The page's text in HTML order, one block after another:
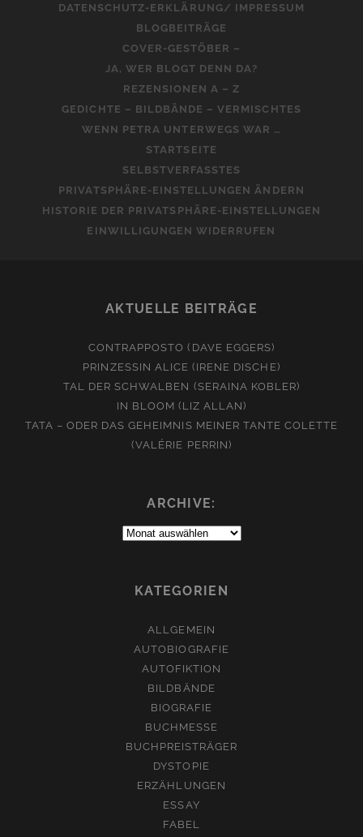
DATENSCHUTZ-ERKLÄRUNG/ IMPRESSUM
BLOGBEITRÄGE
COVER-GESTÖBER –
JA, WER BLOGT DENN DA?
REZENSIONEN A – Z
GEDICHTE – BILDBÄNDE – VERMISCHTES
WENN PETRA UNTERWEGS WAR …
STARTSEITE
SELBSTVERFASSTES
PRIVATSPHÄRE-EINSTELLUNGEN ÄNDERN
HISTORIE DER PRIVATSPHÄRE-EINSTELLUNGEN
EINWILLIGUNGEN WIDERRUFEN
AKTUELLE BEITRÄGE
CONTRAPPOSTO (DAVE EGGERS)
PRINZESSIN ALICE (IRENE DISCHE)
TAL DER SCHWALBEN (SERAINA KOBLER)
IN BLOOM (LIZ ALLAN)
TATA – ODER DAS GEHEIMNIS MEINER TANTE COLETTE
(VALÉRIE PERRIN)
ARCHIVE:
Archive:
KATEGORIEN
ALLGEMEIN
AUTOBIOGRAFIE
AUTOFIKTION
BILDBÄNDE
BIOGRAFIE
BUCHMESSE
BUCHPREISTRÄGER
DYSTOPIE
ERZÄHLUNGEN
ESSAY
FABEL